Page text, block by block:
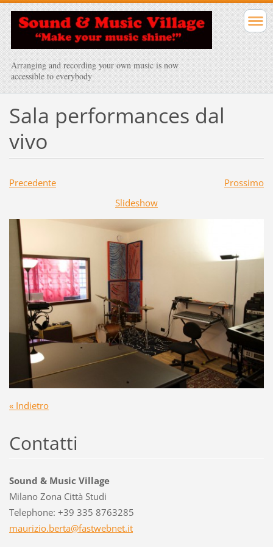
Arranging and recording your own music is now
accessible to everybody
Sala performances dal
vivo
Precedente
Prossimo
Slideshow
« Indietro
Contatti
Sound & Music Village
Milano Zona Città Studi
Telephone: +39 335 8763285
maurizio.berta@fastwebnet.it